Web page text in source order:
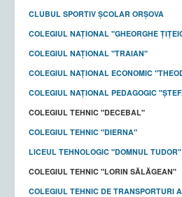
CLUBUL SPORTIV ȘCOLAR ORȘOVA
COLEGIUL NAȚIONAL "GHEORGHE
COLEGIUL NAȚIONAL "TRAIAN"
COLEGIUL NAȚIONAL ECONOMIC
COLEGIUL NAȚIONAL PEDAGOGIC
COLEGIUL TEHNIC "DECEBAL"
COLEGIUL TEHNIC "DIERNA"
LICEUL TEHNOLOGIC "DOMNUL TUDOR"
COLEGIUL TEHNIC "LORIN SĂLĂGEAN"
COLEGIUL TEHNIC DE TRANSPORTURI